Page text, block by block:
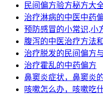
民间偏方验方秘方大
治疗淋病的中医中药
预防感冒的小常识,小
腹泻的中医治疗方法
治疗脱发的民间偏方
治疗霍乱的中药偏方
鼻窦炎症状，鼻窦炎
咳嗽怎么办，咳嗽吃